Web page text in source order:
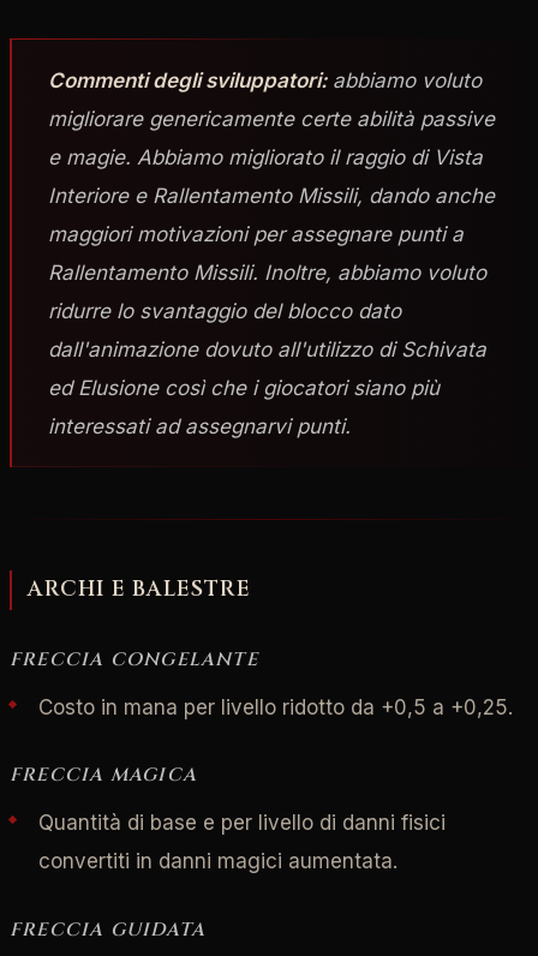
Commenti degli sviluppatori:abbiamo voluto
migliorare genericamente certe abilità passive
e magie. Abbiamo migliorato il raggio di Vista
Interiore e Rallentamento Missili, dando anche
maggiori motivazioni per assegnare punti a
Rallentamento Missili. Inoltre, abbiamo voluto
ridurre lo svantaggio del blocco dato
dall'animazione dovuto all'utilizzo di Schivata
ed Elusione così che i giocatori siano più
interessati ad assegnarvi punti.
ARCHI E BALESTRE
FRECCIA CONGELANTE
Costo in mana per livello ridotto da +0,5 a +0,25.
FRECCIA MAGICA
Quantità di base e per livello di danni fisici
convertiti in danni magici aumentata.
FRECCIA GUIDATA